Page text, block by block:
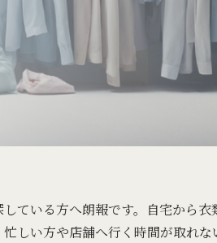
ている方へ朗報です。自宅から
しい方や店舗へ行く時間が取れ